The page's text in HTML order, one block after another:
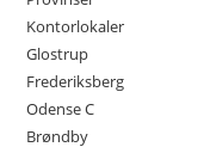
Kontorlokaler
Glostrup
Frederiksberg
Odense C
Brøndby